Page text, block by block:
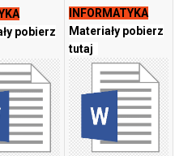
pobierz
INFORMATYKA
Materiały pobierz
tutaj